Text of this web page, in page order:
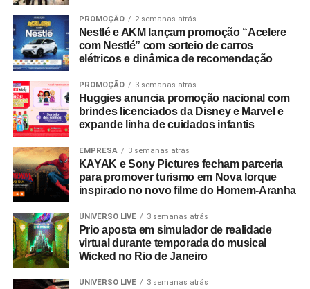
PROMOÇÃO 2 semanas atrás
Nestlé e AKM lançam promoção “Acelere
com Nestlé” com sorteio de carros
elétricos e dinâmica de recomendação
PROMOÇÃO 3 semanas atrás
Huggies anuncia promoção nacional com
brindes licenciados da Disney e Marvel e
expande linha de cuidados infantis
EMPRESA 3 semanas atrás
KAYAK e Sony Pictures fecham parceria
para promover turismo em Nova Iorque
inspirado no novo filme do Homem-Aranha
UNIVERSO LIVE 3 semanas atrás
Prio aposta em simulador de realidade
virtual durante temporada do musical
Wicked no Rio de Janeiro
UNIVERSO LIVE 3 semanas atrás